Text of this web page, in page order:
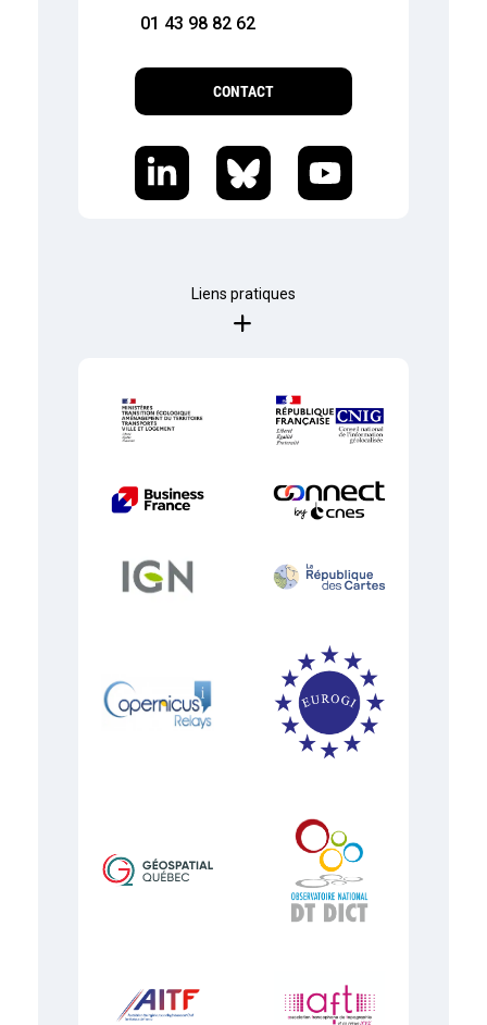
01 43 98 82 62
CONTACT
Liens pratiques